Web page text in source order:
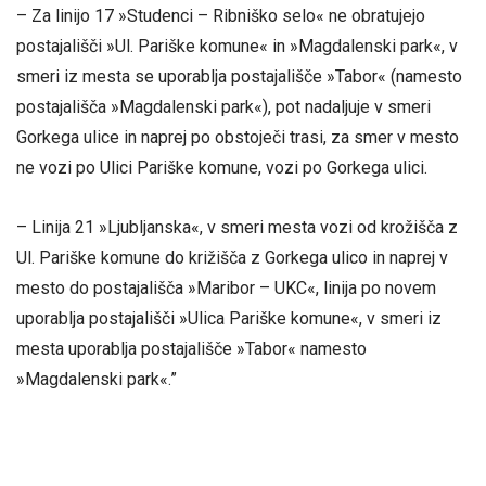
– Za linijo 17 »Studenci – Ribniško selo« ne obratujejo
postajališči »Ul. Pariške komune« in »Magdalenski park«, v
smeri iz mesta se uporablja postajališče »Tabor« (namesto
postajališča »Magdalenski park«), pot nadaljuje v smeri
Gorkega ulice in naprej po obstoječi trasi, za smer v mesto
ne vozi po Ulici Pariške komune, vozi po Gorkega ulici.
– Linija 21 »Ljubljanska«, v smeri mesta vozi od krožišča z
Ul. Pariške komune do križišča z Gorkega ulico in naprej v
mesto do postajališča »Maribor – UKC«, linija po novem
uporablja postajališči »Ulica Pariške komune«, v smeri iz
mesta uporablja postajališče »Tabor« namesto
»Magdalenski park«.”